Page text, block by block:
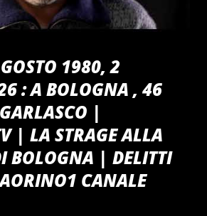
1980, 2
: A BOLOGNA , 46
|
| LA STRAGE ALLA
BOLOGNA | DELITTI
CANALE